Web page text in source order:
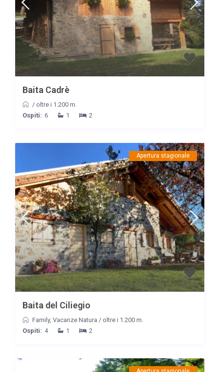
Baita Cadrè
/ oltre i 1.200 m.
Ospiti: 6 1 2
Apertura stagionale
Baita del Ciliegio
Family, Vacanze Natura / oltre i 1.200 m.
Ospiti: 4 1 2